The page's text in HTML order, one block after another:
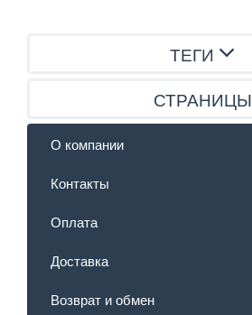
ТЕГИ
СТРАНИЦЫ
О компании
Контакты
Оплата
Доставка
Возврат и обмен